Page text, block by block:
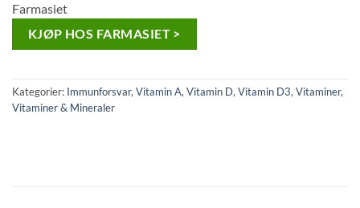
Farmasiet
KJØP HOS FARMASIET >
Kategorier: Immunforsvar,Vitamin A,Vitamin D,Vitamin D3,Vitaminer,
Vitaminer & Mineraler